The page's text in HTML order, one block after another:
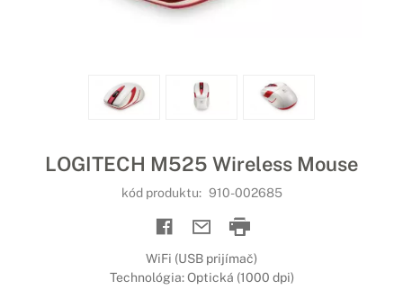
LOGITECH M525 Wireless Mouse
kód produktu: 910-002685
WiFi (USB prijímač)
Technológia: Optická (1000 dpi)